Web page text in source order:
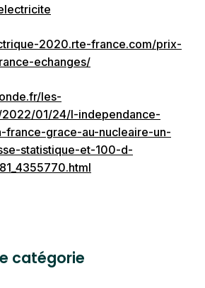
2020.rte-france.com/prix-
echanges/
les-
01/24/l-independance-
france-grace-au-nucleaire-un-
statistique-et-100-d-
catégorie